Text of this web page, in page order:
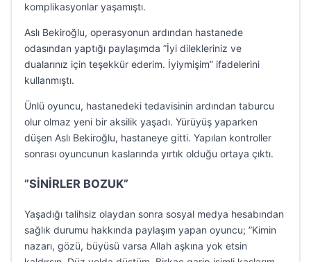
komplikasyonlar yaşamıştı.
Aslı Bekiroğlu, operasyonun ardından hastanede
odasından yaptığı paylaşımda ”İyi dilekleriniz ve
dualarınız için teşekkür ederim. İyiymişim” ifadelerini
kullanmıştı.
Ünlü oyuncu, hastanedeki tedavisinin ardından taburcu
olur olmaz yeni bir aksilik yaşadı. Yürüyüş yaparken
düşen Aslı Bekiroğlu, hastaneye gitti. Yapılan kontroller
sonrası oyuncunun kaslarında yırtık olduğu ortaya çıktı.
”SİNİRLER BOZUK”
Yaşadığı talihsiz olaydan sonra sosyal medya hesabından
sağlık durumu hakkında paylaşım yapan oyuncu; ”Kimin
nazarı, gözü, büyüsü varsa Allah aşkına yok etsin